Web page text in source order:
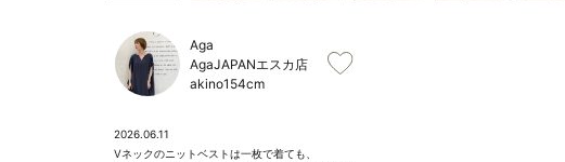
Aga
AgaJAPANエスカ店
akino154cm
2026.06.11
Vネックのニットベストは一枚で着ても、